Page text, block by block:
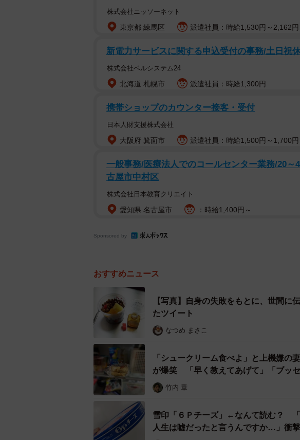
株式会社ニッソーネット
東京都 練馬区 派遣社員：時給1,530円～2,162円
新電力サービスに関する申込受付の事務/土日祝
株式会社ベルシステム24
北海道 札幌市 派遣社員：時給1,300円
携帯ショップのカウンター接客・受付
日本人財支援株式会社
大阪府 箕面市 派遣社員：時給1,500円～1,700円
一般事務/医療法人でのコールセンター業務/20～
古屋市中村区
株式会社日本教育クリエイト
愛知県 名古屋市 ：時給1,400円～
Sponsored by
おすすめニュース
【写真】自身の失敗をもとに、世間
たツイート
なつめ まさこ
「シュークリーム食べよ」と上機嫌
が爆笑 「早く教えてあげて」「ブッセ
竹内 章
雪印「６Ｐチーズ」←なんて読む？
人生は嘘だったと言うんですか…」衝